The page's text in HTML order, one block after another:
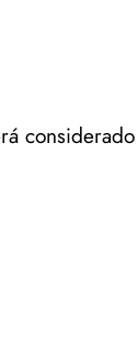
considerado